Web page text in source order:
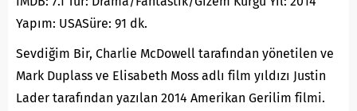
Yapım: USASüre: 91 dk.
Sevdiğim Bir, Charlie McDowell tarafından yönetilen ve
Mark Duplass ve Elisabeth Moss adlı film yıldızı Justin
Lader tarafından yazılan 2014 Amerikan Gerilim filmi.